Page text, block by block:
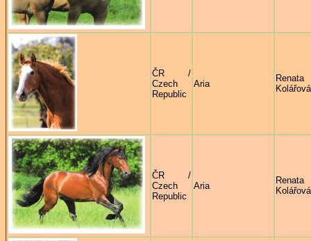
ČR /
Czech
Republic
Aria
Renata
Kolářová
ČR /
Czech
Republic
Aria
Renata
Kolářová